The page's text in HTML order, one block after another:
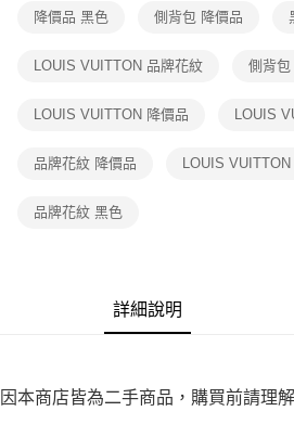
【注意事項】
１．透過由恩沛科技股份有限公司提供之「
權轉讓予恩沛科技股份有限公司。
https://aftee.tw/terms/#terms3
３．未成年的使用者請事先徵得法定代理人或
任。
時審查核予不同之上限額度；若仍有額度不足
請求用戶進行身份認證。
降價品 黑色 側背包 降價品
LOUIS VUITTON 品牌花紋 側背
LOUIS VUITTON 降價品 LOUIS
品牌花紋 降價品 LOUIS
品牌花紋 黑色
詳細說明
因本商店皆為二手商品，購買前請理